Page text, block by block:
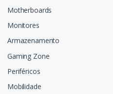
Motherboards
Monitores
Armazenamento
Gaming Zone
Periféricos
Mobilidade